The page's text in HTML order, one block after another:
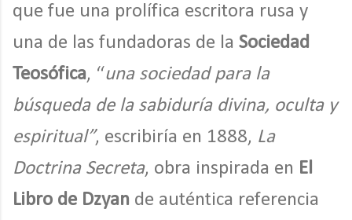
que fue una prolífica escritora rusa y
una de las fundadoras de la Sociedad
Teosófica, “una sociedad para la
búsqueda de la sabiduría divina, oculta y
espiritual”, escribiría en 1888, La
Doctrina Secreta, obra inspirada en El
Libro de Dzyan de auténtica referencia